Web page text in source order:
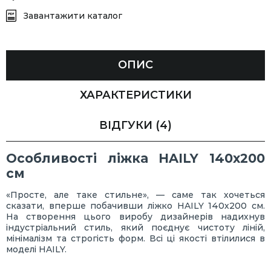
Завантажити каталог
ОПИС
ХАРАКТЕРИСТИКИ
ВІДГУКИ (4)
Особливості ліжка HAILY 140х200
см
«Просте, але таке стильне», — саме так хочеться
сказати, вперше побачивши ліжко HAILY 140х200 см.
На створення цього виробу дизайнерів надихнув
індустріальний стиль, який поєднує чистоту ліній,
мінімалізм та строгість форм. Всі ці якості втілилися в
моделі HAILY.